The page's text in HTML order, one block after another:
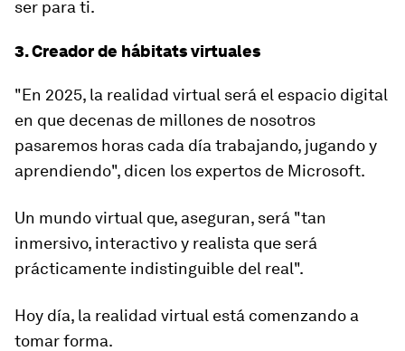
ser para ti.
3. Creador de hábitats virtuales
"En 2025, la realidad virtual será el espacio digital
en que decenas de millones de nosotros
pasaremos horas cada día trabajando, jugando y
aprendiendo", dicen los expertos de Microsoft.
Un mundo virtual que, aseguran, será "tan
inmersivo, interactivo y realista que será
prácticamente indistinguible del real".
Hoy día, la realidad virtual está comenzando a
tomar forma.